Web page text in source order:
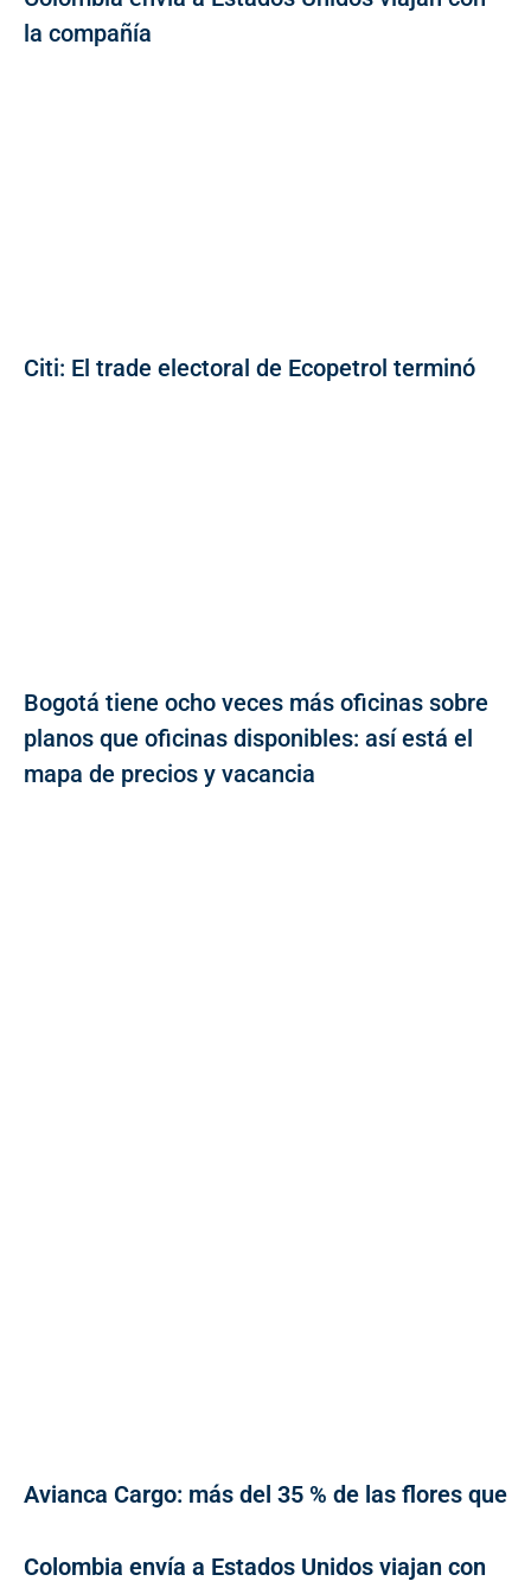
la compañía
Citi: El trade electoral de Ecopetrol terminó
Bogotá tiene ocho veces más oficinas sobre
planos que oficinas disponibles: así está el
mapa de precios y vacancia
Avianca Cargo: más del 35 % de las flores que
Colombia envía a Estados Unidos viajan con